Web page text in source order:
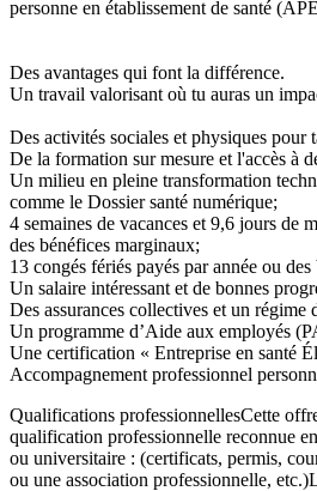
personne en établissement de santé
Des avantages qui font la différence.
Un travail valorisant où tu auras un
Des activités sociales et physiques pour
De la formation sur mesure et l'accès à
Un milieu en pleine transformation
comme le Dossier santé numérique;
4 semaines de vacances et 9,6 jours de
des bénéfices marginaux;
13 congés fériés payés par année ou
Un salaire intéressant et de bonnes
Des assurances collectives et un régime
Un programme d’Aide aux employés
Une certification « Entreprise en santé
Accompagnement professionnel
Qualifications professionnellesCette
qualification professionnelle reconnue
ou universitaire : (certificats, permis,
ou une association professionnelle,